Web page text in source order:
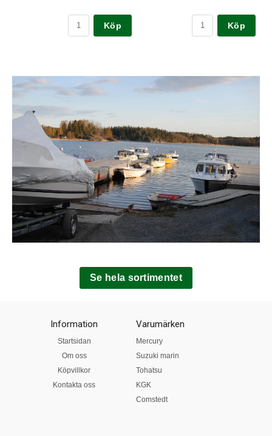
Köp Köp
Se hela sortimentet
Information
Startsidan
Om oss
Köpvillkor
Kontakta oss
Varumärken
Mercury
Suzuki marin
Tohatsu
KGK
Comstedt